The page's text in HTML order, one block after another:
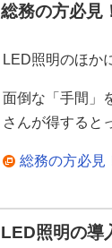
総務の方必見
LED照明のほか
面倒な「手間」
さんが得すると
総務の方必見
LED照明の導